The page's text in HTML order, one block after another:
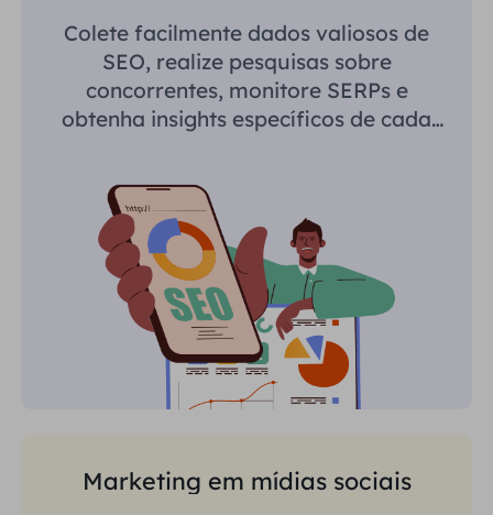
Colete facilmente dados valiosos de
SEO, realize pesquisas sobre
concorrentes, monitore SERPs e
obtenha insights específicos de cada
Marketing em mídias sociais